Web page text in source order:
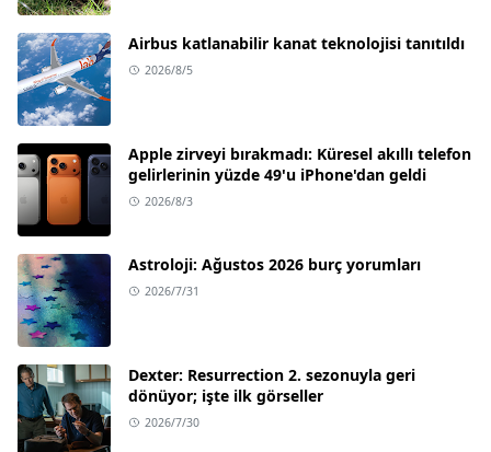
Airbus katlanabilir kanat teknolojisi tanıtıldı
2026/8/5
Apple zirveyi bırakmadı: Küresel akıllı telefon
gelirlerinin yüzde 49'u iPhone'dan geldi
2026/8/3
Astroloji: Ağustos 2026 burç yorumları
2026/7/31
Dexter: Resurrection 2. sezonuyla geri
dönüyor; işte ilk görseller
2026/7/30